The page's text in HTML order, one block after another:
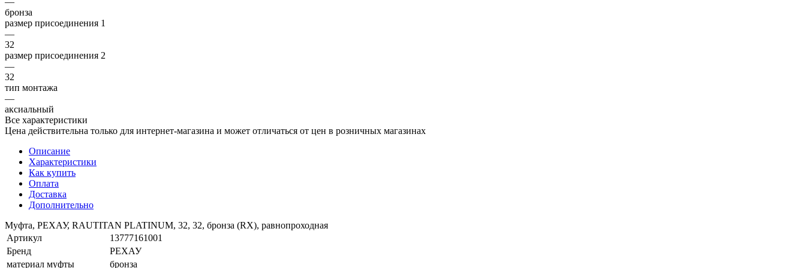
бронза
размер присоединения 1
—
32
размер присоединения 2
—
32
тип монтажа
—
аксиальный
Все характеристики
Цена действительна только для интернет-магазина и может отличаться от цен в розничных магазинах
Описание
Характеристики
Как купить
Оплата
Доставка
Дополнительно
Муфта, РЕХАУ, RAUTITAN PLATINUM, 32, 32, бронза (RX), равнопроходная
Артикул
13777161001
Бренд
РЕХАУ
материал муфты
бронза